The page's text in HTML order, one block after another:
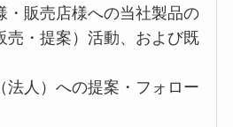
・販売店様への当社製品の
売・提案）活動、および既
法人）への提案・フォロー